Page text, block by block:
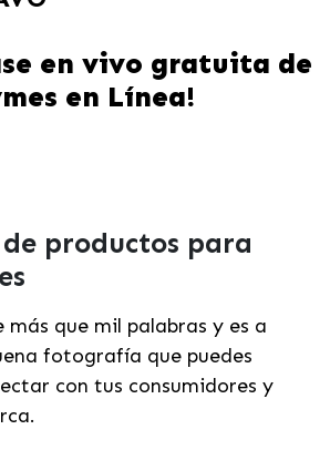
en vivo gratuita de
en Línea!
productos para
más que mil palabras y es a
fotografía que puedes
con tus consumidores y